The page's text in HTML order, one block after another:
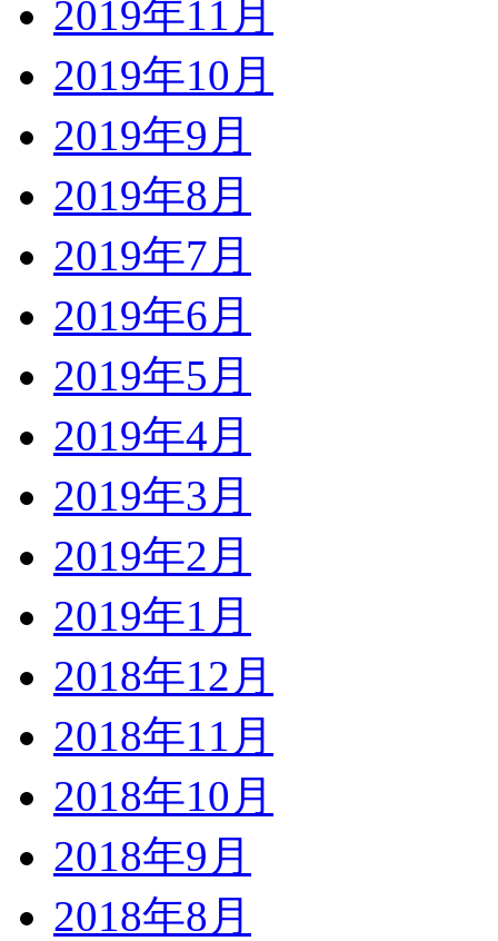
2019年11月
2019年10月
2019年9月
2019年8月
2019年7月
2019年6月
2019年5月
2019年4月
2019年3月
2019年2月
2019年1月
2018年12月
2018年11月
2018年10月
2018年9月
2018年8月